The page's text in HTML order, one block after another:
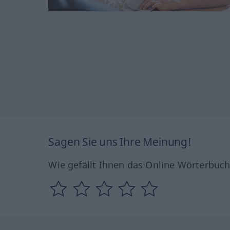
Sagen Sie uns Ihre Meinung!
Wie gefällt Ihnen das Online